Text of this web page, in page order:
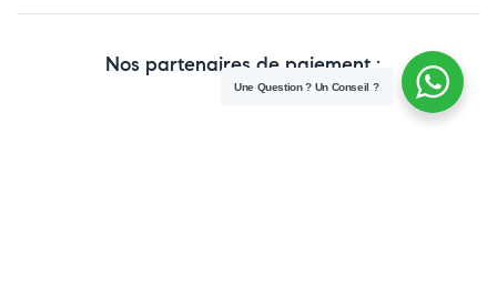
Nos partenaires de paiement :
Une Question ? Un Conseil ?